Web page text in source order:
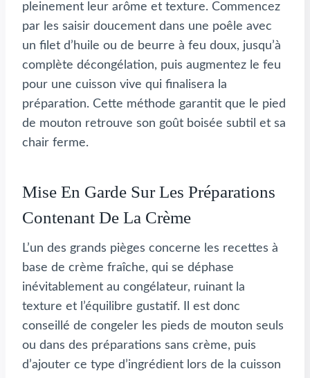
pleinement leur arôme et texture. Commencez
par les saisir doucement dans une poêle avec
un filet d’huile ou de beurre à feu doux, jusqu’à
complète décongélation, puis augmentez le feu
pour une cuisson vive qui finalisera la
préparation. Cette méthode garantit que le pied
de mouton retrouve son goût boisée subtil et sa
chair ferme.
Mise En Garde Sur Les Préparations
Contenant De La Crème
L’un des grands pièges concerne les recettes à
base de crème fraîche, qui se déphase
inévitablement au congélateur, ruinant la
texture et l’équilibre gustatif. Il est donc
conseillé de congeler les pieds de mouton seuls
ou dans des préparations sans crème, puis
d’ajouter ce type d’ingrédient lors de la cuisson